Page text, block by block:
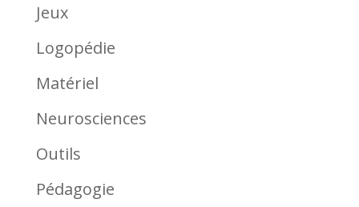
Jeux
Logopédie
Matériel
Neurosciences
Outils
Pédagogie